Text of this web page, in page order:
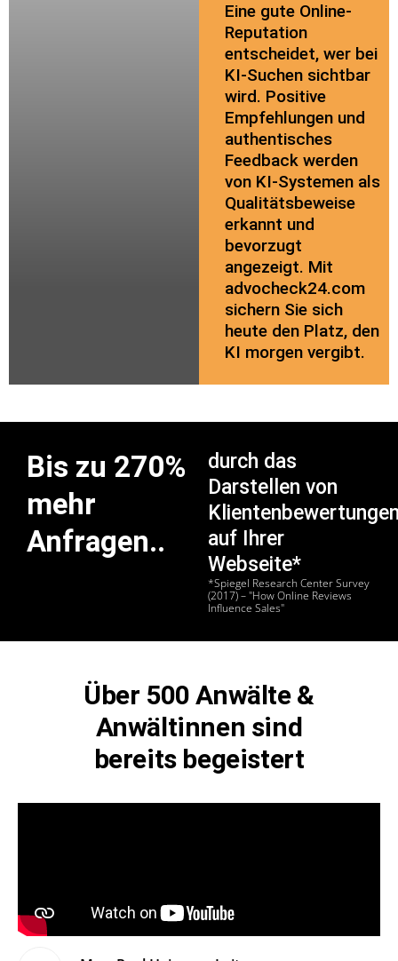
Eine gute Online-
Reputation
entscheidet, wer bei
KI-Suchen sichtbar
wird. Positive
Empfehlungen und
authentisches
Feedback werden
von KI-Systemen als
Qualitätsbeweise
erkannt und
bevorzugt
angezeigt. Mit
advocheck24.com
sichern Sie sich
heute den Platz, den
KI morgen vergibt.
Bis zu 270%
mehr
Anfragen..
durch das
Darstellen von
auf Ihrer
Webseite*
*Spiegel Research Center Survey
(2017) – "How Online Reviews
Influence Sales"
Über 500 Anwälte &
Anwältinnen sind
bereits begeistert